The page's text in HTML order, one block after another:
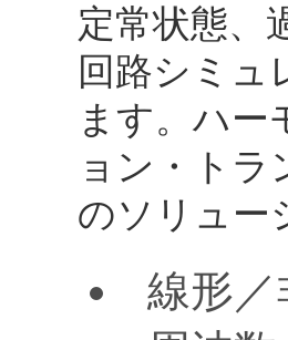
定常状態、
回路シミュ
ます。ハー
ョン・トラ
のソリュー
線形／